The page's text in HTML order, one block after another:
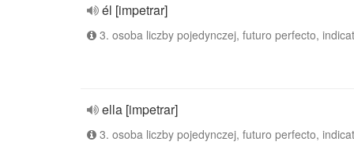
él [impetrar]
3. osoba liczby pojedynczej, futuro perfecto,
ella [impetrar]
3. osoba liczby pojedynczej, futuro perfecto,